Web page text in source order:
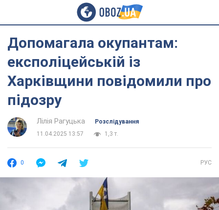
Допомагала окупантам:
експоліцейській із
Харківщини повідомили про
підозру
Лілія Рагуцька
Розслідування
11.04.2025 13:57
1,3 т.
0 РУС